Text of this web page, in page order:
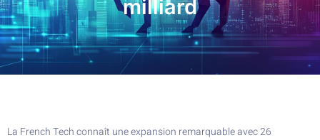
milliard
La French Tech connaît une expansion remarquable avec 26